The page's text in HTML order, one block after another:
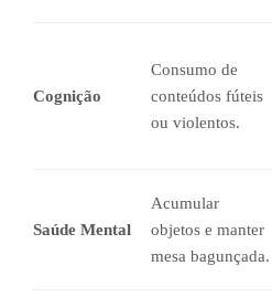
Cognição
Consumo de
conteúdos fúteis
ou violentos.
Saúde Mental
Acumular
objetos e manter
mesa bagunçada.